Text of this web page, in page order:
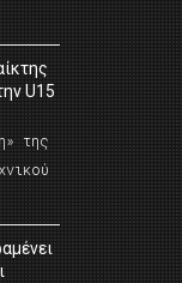
U15
της